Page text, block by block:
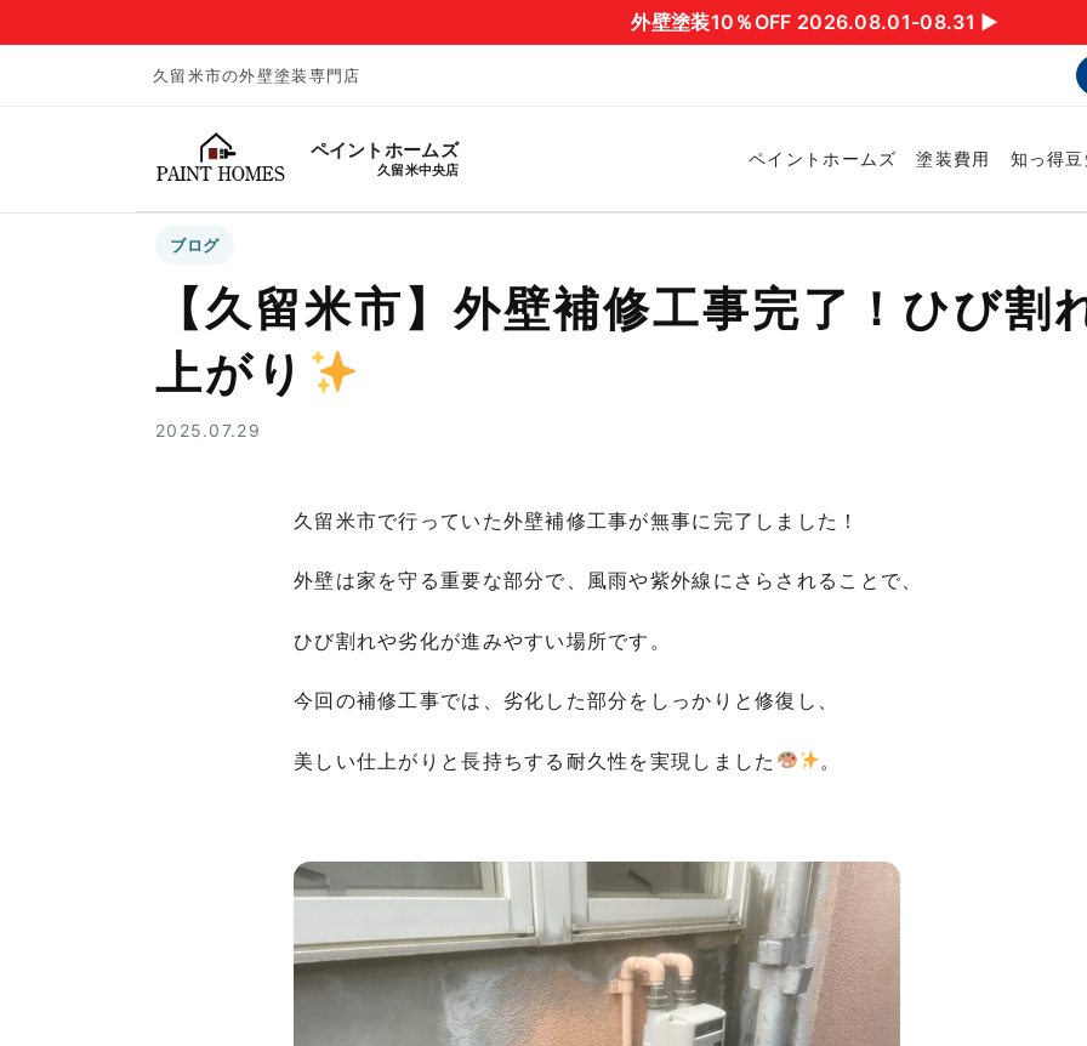
外壁塗装10％OFF 2026.08.01-08.31 ▶︎
久留米市の外壁塗装専門店
ペイントホームズ
久留米中央店
ペイントホームズ 塗装費用 知っ得
ブログ
【久留米市】外壁補修工事完了！ひび割
上がり
2025.07.29
久留米市で行っていた外壁補修工事が無事に完了しました！
外壁は家を守る重要な部分で、風雨や紫外線にさらされることで、
ひび割れや劣化が進みやすい場所です。
今回の補修工事では、劣化した部分をしっかりと修復し、
美しい仕上がりと長持ちする耐久性を実現しました 。